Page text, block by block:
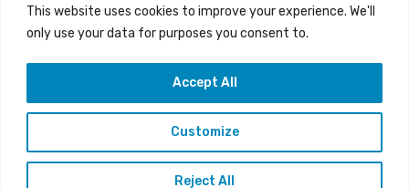
This website uses cookies to improve your experience. We'll
only use your data for purposes you consent to.
Customize
Reject All
Accept All
LIVE | Ύδρα Ασφαλιστική ΕΝΑΔ vs
Άτλαντας Πάφου
Copyright © 2015-26 Alfasports TV | Production of
UnitrustMedia | Contacts: info@alfasports.tv